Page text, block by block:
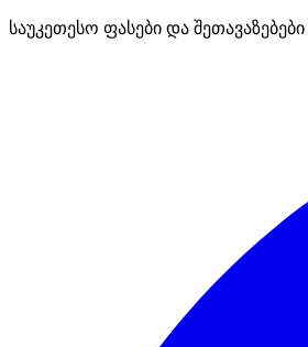
საუკეთესო ფასები და